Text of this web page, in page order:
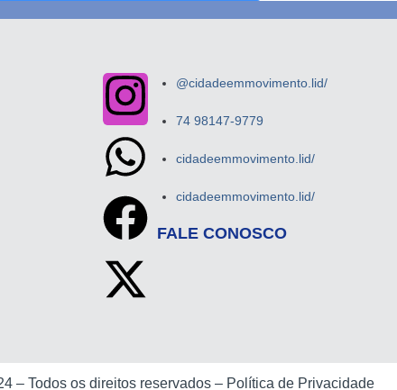
@cidadeemmovimento.lid/
74 98147-9779
cidadeemmovimento.lid/
cidadeemmovimento.lid/
FALE CONOSCO
– Todos os direitos reservados – Política de Privacidade